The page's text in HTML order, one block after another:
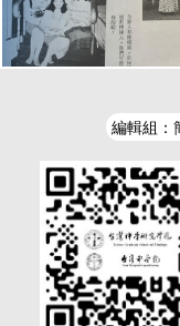
編輯組：